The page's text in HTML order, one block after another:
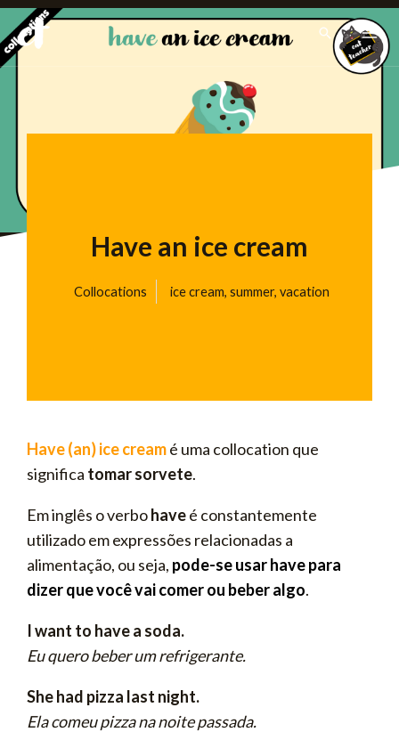
Ir
para
o
Pesquisar
Have an ice cream
Collocations ice cream, summer, vacation
Have (an) ice creamé uma collocation que
significa tomar sorvete.
Em inglês o verbohaveé constantemente
utilizado em expressões relacionadas a
alimentação, ou seja, pode-se usar have para
dizer que você vai comer ou beber algo.
I want to have a soda.
Eu quero beber um refrigerante.
She had pizza last night.
Ela comeu pizza na noite passada.